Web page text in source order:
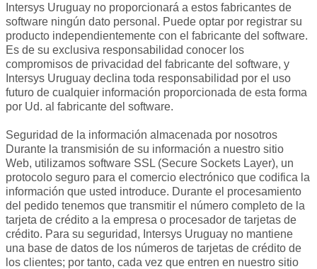
Intersys Uruguay no proporcionará a estos fabricantes de
software ningún dato personal. Puede optar por registrar su
producto independientemente con el fabricante del software.
Es de su exclusiva responsabilidad conocer los
compromisos de privacidad del fabricante del software, y
Intersys Uruguay declina toda responsabilidad por el uso
futuro de cualquier información proporcionada de esta forma
por Ud. al fabricante del software.
Seguridad de la información almacenada por nosotros
Durante la transmisión de su información a nuestro sitio
Web, utilizamos software SSL (Secure Sockets Layer), un
protocolo seguro para el comercio electrónico que codifica la
información que usted introduce. Durante el procesamiento
del pedido tenemos que transmitir el número completo de la
tarjeta de crédito a la empresa o procesador de tarjetas de
crédito. Para su seguridad, Intersys Uruguay no mantiene
una base de datos de los números de tarjetas de crédito de
los clientes; por tanto, cada vez que entren en nuestro sitio